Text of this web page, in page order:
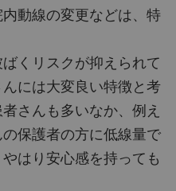
動線の変更などは、特
くリスクが抑えられて
には大変良い特徴と考
さんも多いなか、例え
保護者の方に低線量で
はり安心感を持っても